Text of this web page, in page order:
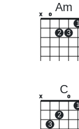
Am
x o
2 3
1
C
x
3
2
o
1